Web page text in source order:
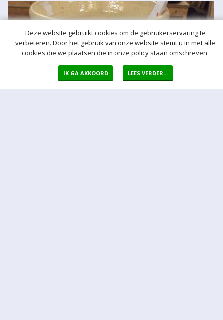
Deze website gebruikt cookies om de gebruikerservaring te
verbeteren. Door het gebruik van onze website stemt u in met alle
cookies die we plaatsen die in onze policy staan omschreven.
IK GA AKKOORD LEES VERDER...